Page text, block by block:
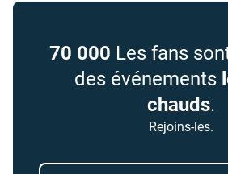
70 000 Les fans
des événements
chauds.
Rejoins-les.